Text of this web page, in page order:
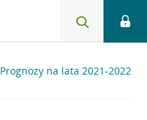
Prognozy na lata 2021-2022